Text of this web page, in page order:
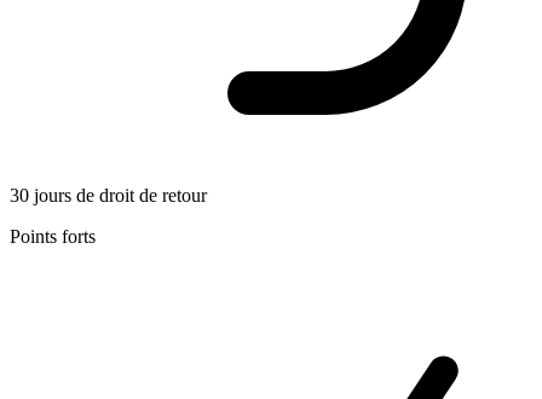
30 jours de droit de retour
Points forts